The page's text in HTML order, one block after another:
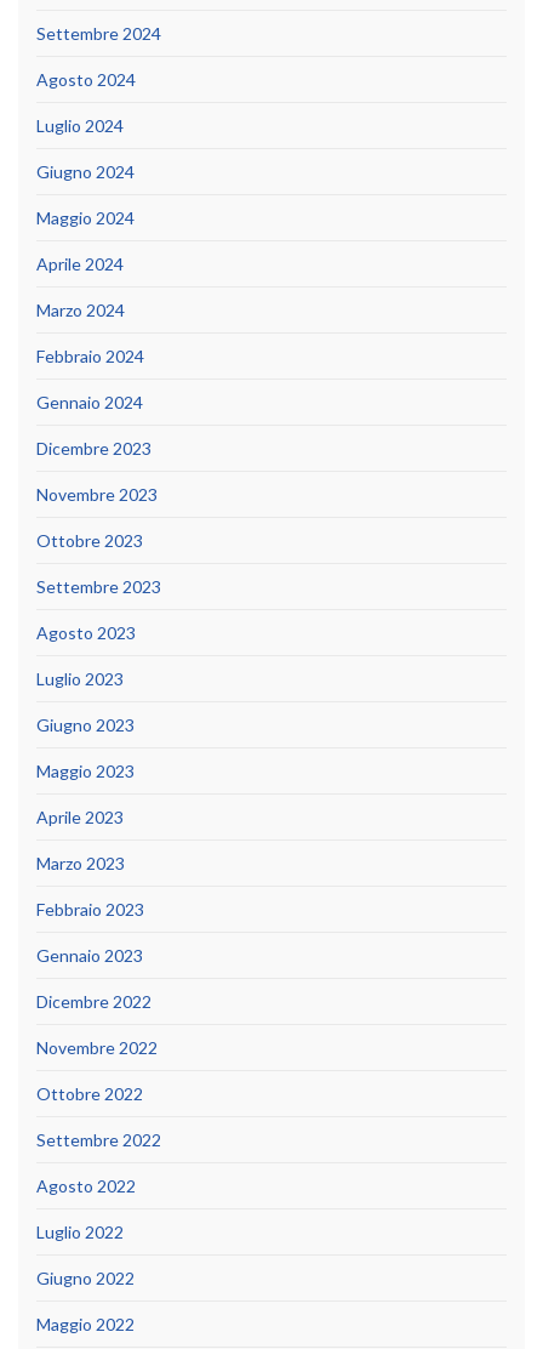
Settembre 2024
Agosto 2024
Luglio 2024
Giugno 2024
Maggio 2024
Aprile 2024
Marzo 2024
Febbraio 2024
Gennaio 2024
Dicembre 2023
Novembre 2023
Ottobre 2023
Settembre 2023
Agosto 2023
Luglio 2023
Giugno 2023
Maggio 2023
Aprile 2023
Marzo 2023
Febbraio 2023
Gennaio 2023
Dicembre 2022
Novembre 2022
Ottobre 2022
Settembre 2022
Agosto 2022
Luglio 2022
Giugno 2022
Maggio 2022